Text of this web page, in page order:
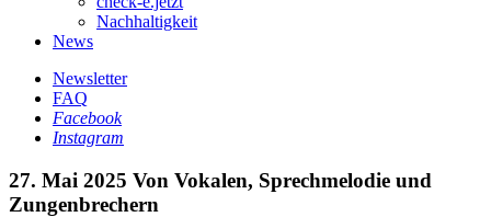
Nachhaltigkeit
News
Newsletter
FAQ
Facebook
Instagram
27. Mai 2025 Von Vokalen, Sprechmelodie und
Zungenbrechern